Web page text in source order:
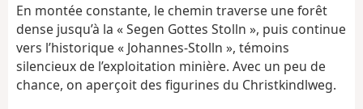
En montée constante, le chemin traverse une forêt
dense jusqu’à la « Segen Gottes Stolln », puis continue
vers l’historique « Johannes-Stolln », témoins
silencieux de l’exploitation minière. Avec un peu de
chance, on aperçoit des figurines du Christkindlweg.